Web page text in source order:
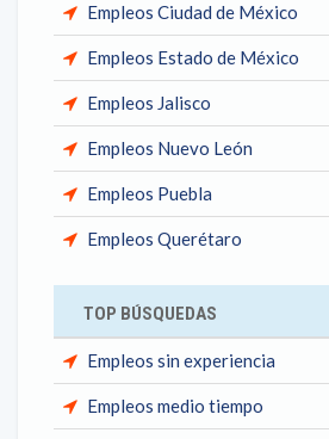
Empleos Ciudad de México
Empleos Estado de México
Empleos Jalisco
Empleos Nuevo León
Empleos Puebla
Empleos Querétaro
TOP BÚSQUEDAS
Empleos sin experiencia
Empleos medio tiempo